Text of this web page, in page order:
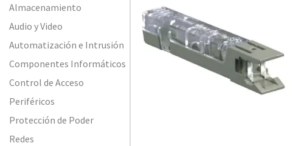
Almacenamiento
Audio y Video
Automatización e Intrusión
Componentes Informáticos
Control de Acceso
Periféricos
Protección de Poder
Redes